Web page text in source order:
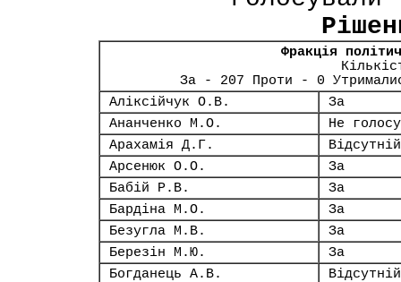
Фракція
За - 207 Проти - 0
Аліксійчук О.В.
За
Ананченко М.О.
Не
Арахамія Д.Г.
Відсутній
Арсенюк О.О.
За
Бабій Р.В.
За
Бардіна М.О.
За
Безугла М.В.
За
Березін М.Ю.
За
Богданець А.В.
Відсутній